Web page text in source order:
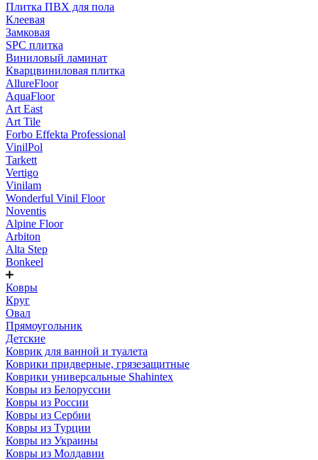
Плитка ПВХ для пола
Клеевая
Замковая
SPC плитка
Виниловый ламинат
Кварцвиниловая плитка
AllureFloor
AquaFloor
Art East
Art Tile
Forbo Effekta Professional
VinilPol
Tarkett
Vertigo
Vinilam
Wonderful Vinil Floor
Noventis
Alpine Floor
Arbiton
Alta Step
Bonkeel
Ковры
Круг
Овал
Прямоугольник
Детские
Коврик для ванной и туалета
Коврики придверные, грязезащитные
Коврики универсальные Shahintex
Ковры из Белоруссии
Ковры из России
Ковры из Сербии
Ковры из Турции
Ковры из Украины
Ковры из Молдавии